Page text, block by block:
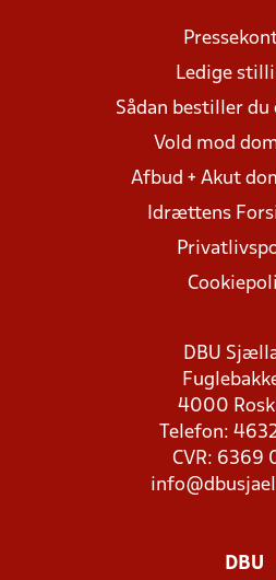
Ledige
Sådan bestiller du
Vold mod
Afbud + Akut
Idrættens
DBU
4000
Telefon:
CVR: 6369
DBU